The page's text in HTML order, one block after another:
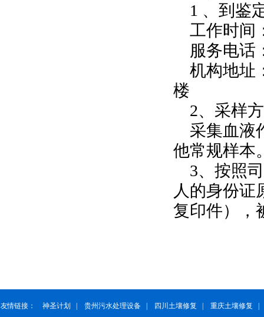
1 、到鉴
工作时间
服务电话
机构地址
楼
2、采样
采集血液
他常规样本
3、按照司
人的身份证
复印件），
友情链接：神圣计划 |贵州污水处理设备 四川土壤修复 |重庆土壤修复